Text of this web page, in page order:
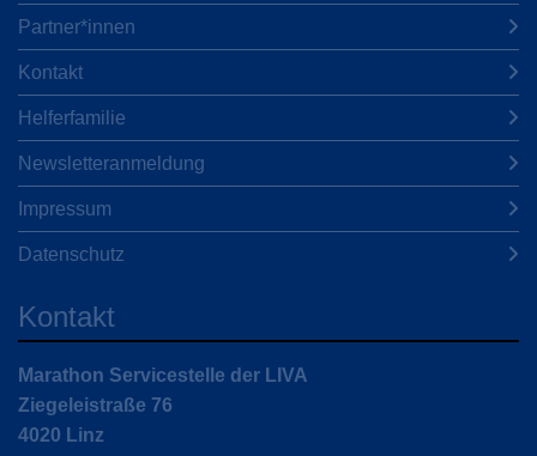
Partner*innen
Kontakt
Helferfamilie
Newsletteranmeldung
Impressum
Datenschutz
Kontakt
Marathon Servicestelle der LIVA
Ziegeleistraße 76
4020 Linz